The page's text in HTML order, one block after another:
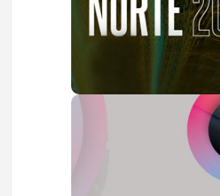
Fechas
VER MÁS
Covocatoria
Sol 2021
Con el propósito de
difundir la creación